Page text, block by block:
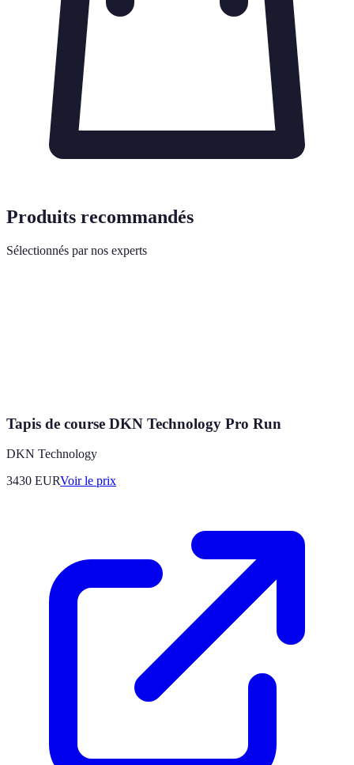
Produits recommandés
Sélectionnés par nos experts
Tapis de course DKN Technology Pro Run
DKN Technology
3430 EURVoir le prix